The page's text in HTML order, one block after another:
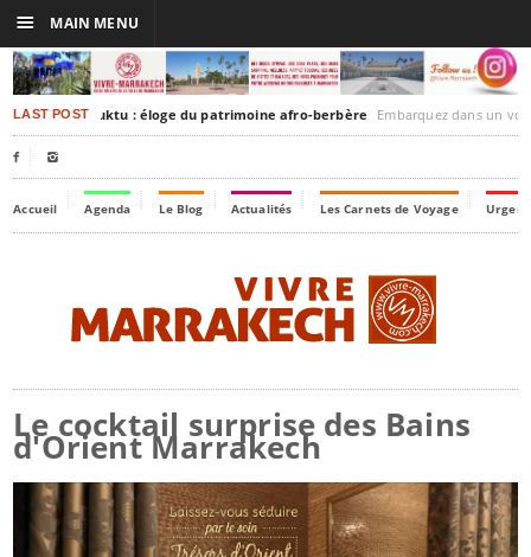
LAST POSTTimbuktu : éloge du patrimoine afro-berbère Embarquez dans un voyage culturel dans le
 
Accueil Agenda Le Blog Actualités Les Carnets de Voyage
Le cocktail surprise des Bains
d'Orient Marrakech
☰ MAIN MENU